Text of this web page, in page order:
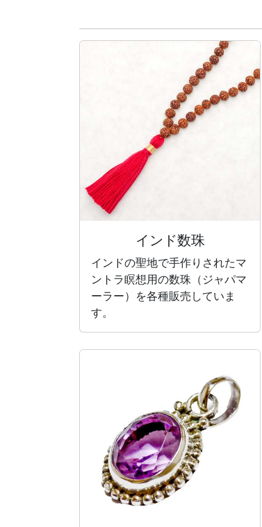
インド数珠
インドの聖地で手作りされたマ
ントラ瞑想用の数珠（ジャパマ
ーラー）を各種販売していま
す。